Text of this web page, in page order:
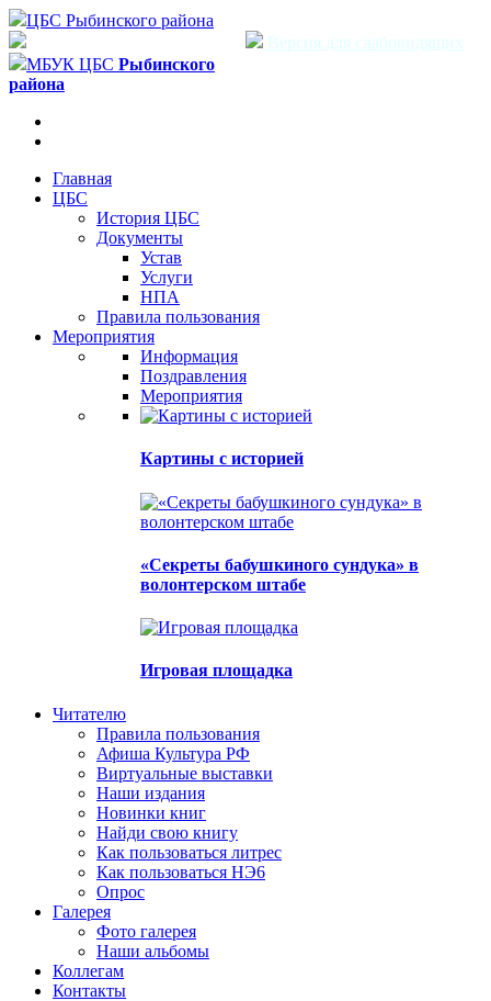
ЦБС Рыбинского района
Версия для слабовидящих
МБУК ЦБС Рыбинского
района
Главная
ЦБС
История ЦБС
Документы
Устав
Услуги
НПА
Правила пользования
Мероприятия
Информация
Поздравления
Мероприятия
Картины с историей
«Секреты бабушкиного сундука» в
волонтерском штабе
Игровая площадка
Читателю
Правила пользования
Афиша Культура РФ
Виртуальные выставки
Наши издания
Новинки книг
Найди свою книгу
Как пользоваться литрес
Как пользоваться НЭ6
Опрос
Галерея
Фото галерея
Наши альбомы
Коллегам
Контакты